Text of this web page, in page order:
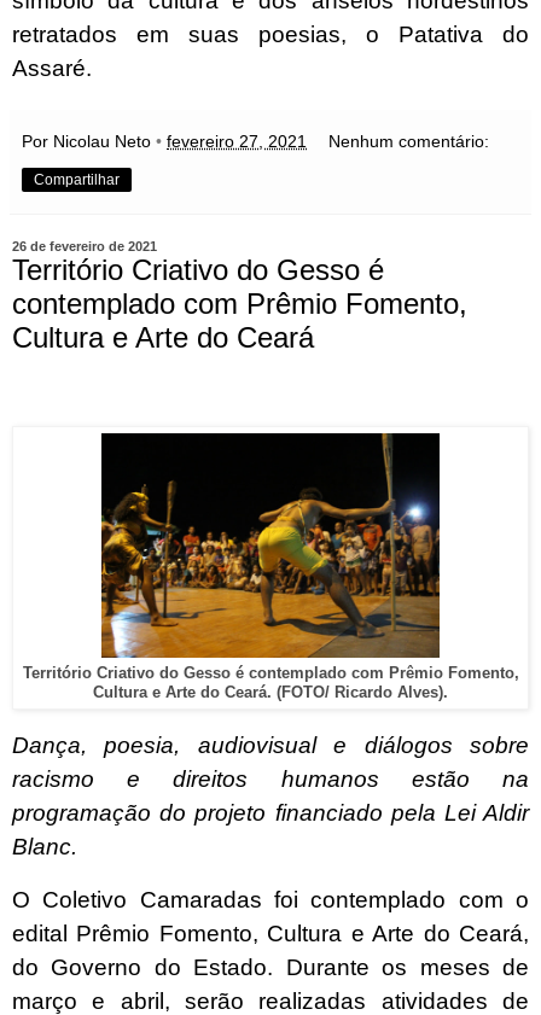
retratados em suas poesias, o Patativa do
Assaré.
Por Nicolau Neto • fevereiro 27, 2021 Nenhum comentário:
Compartilhar
26 de fevereiro de 2021
Território Criativo do Gesso é
contemplado com Prêmio Fomento,
Cultura e Arte do Ceará
Território Criativo do Gesso é contemplado com Prêmio Fomento,
Cultura e Arte do Ceará. (FOTO/ Ricardo Alves).
Dança, poesia, audiovisual e diálogos sobre
racismo e direitos humanos estão na
programação do projeto financiado pela Lei Aldir
Blanc.
O Coletivo Camaradas foi contemplado com o
edital Prêmio Fomento, Cultura e Arte do Ceará,
do Governo do Estado. Durante os meses de
março e abril, serão realizadas atividades de